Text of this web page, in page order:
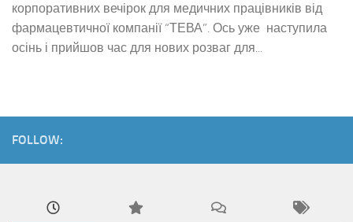
корпоративних вечірок для медичних працівників від
фармацевтичної компанії “ТЕВА”. Ось уже наступила
осінь і прийшов час для нових розваг для...
FOLLOW: